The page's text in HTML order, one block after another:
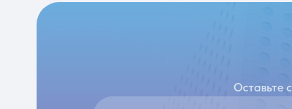
Оставьте